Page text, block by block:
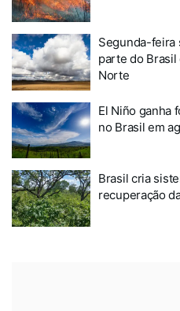
Segunda-feira
parte do Brasil
Norte
El Niño ganha
no Brasil em
Brasil cria
recuperação